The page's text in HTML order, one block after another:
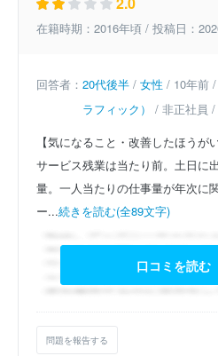
在籍時期：2016年頃 / 投稿日：
回答者： 20代後半 / 女性 / 10年前 /
ラフィック）
/ 非正社員 /
【気になること・改善したほうが
サービス残業は当たり前。土日に
量。一人当たりの仕事量が年次に
ー...続きを読む(全89文字)
口コミを読む
問題を報告する